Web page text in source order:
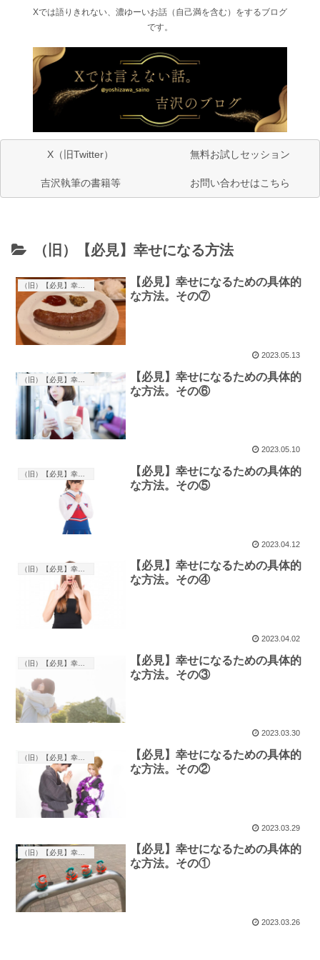
Xでは語りきれない、濃ゆーいお話（自己満を含む）をするブログ
です。
X（旧Twitter） 無料お試しセッション
吉沢執筆の書籍等 お問い合わせはこちら
（旧）【必見】幸せになる方法
（旧）【必見】幸せになる方法
【必見】幸せになるための具体的
な方法。その⑦
2023.05.13
（旧）【必見】幸せになる方法
【必見】幸せになるための具体的
な方法。その⑥
2023.05.10
（旧）【必見】幸せになる方法
【必見】幸せになるための具体的
な方法。その⑤
2023.04.12
（旧）【必見】幸せになる方法
【必見】幸せになるための具体的
な方法。その④
2023.04.02
（旧）【必見】幸せになる方法
【必見】幸せになるための具体的
な方法。その③
2023.03.30
（旧）【必見】幸せになる方法
【必見】幸せになるための具体的
な方法。その②
2023.03.29
（旧）【必見】幸せになる方法
【必見】幸せになるための具体的
な方法。その①
2023.03.26